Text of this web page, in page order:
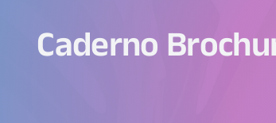
Caderno